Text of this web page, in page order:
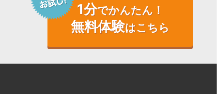
1分でかんたん！
無料体験はこちら